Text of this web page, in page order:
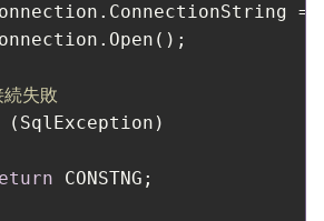
=
失敗
(SqlException)
CONSTNG;